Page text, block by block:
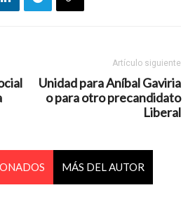
Artículo siguiente
Unidad para Aníbal Gaviria
o para otro precandidato
Liberal
MÁS DEL AUTOR